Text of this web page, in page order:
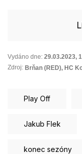
Vydáno dne: 29.03.2023,
Zdroj: Brňan (RED), HC
Play Off
Jakub Flek
konec sezóny